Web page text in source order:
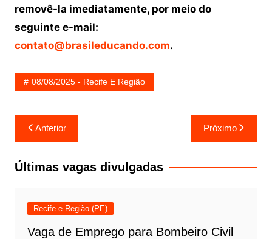
removê-la imediatamente, por meio do
seguinte e-mail:
contato@brasileducando.com.
08/08/2025 - Recife E Região
Navegação
de
Post
Anterior Próximo
Últimas vagas divulgadas
Recife e Região (PE)
Vaga de Emprego para Bombeiro Civil